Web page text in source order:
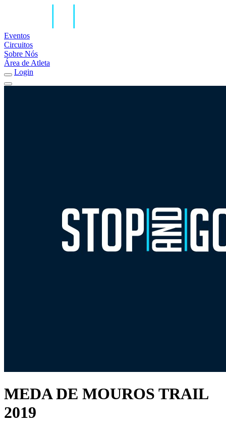
Eventos
Circuitos
Sobre Nós
Área de Atleta
Login
MEDA DE MOUROS TRAIL
2019